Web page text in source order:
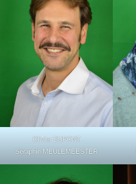
Olivier DUPONT
Séraphin MEULEMEESTER